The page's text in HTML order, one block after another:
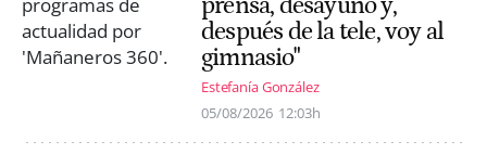
prensa, desayuno y,
después de la tele, voy al
gimnasio"
Estefanía González
05/08/2026 12:03h